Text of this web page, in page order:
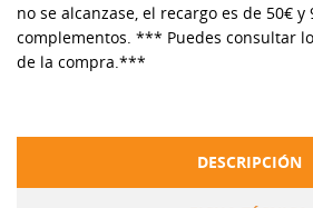
no se alcanzase, el recargo es de 50€
complementos. *** Puedes consultar
de la compra.***
DESCRIPCIÓN